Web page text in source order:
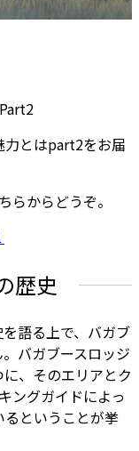
力とはpart2をお届
らからどうぞ。
歴史
語る上で、バガブ
バガブースロッジ
、そのエリアとク
ングガイドによっ
るということが挙